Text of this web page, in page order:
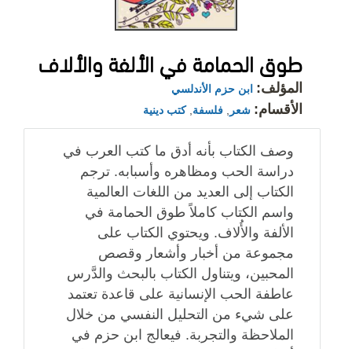
طوق الحمامة في الألفة والألاف
المؤلف: ابن حزم الأندلسي
الأقسام: شعر فلسفة ,كتب دينية
وصف الكتاب بأنه أدق ما كتب العرب في
دراسة الحب ومظاهره وأسبابه. ترجم
الكتاب إلى العديد من اللغات العالمية
واسم الكتاب كاملاً طوق الحمامة في
الألفة والأُلاف. ويحتوي الكتاب على
مجموعة من أخبار وأشعار وقصص
المحبين، ويتناول الكتاب بالبحث والدَّرس
عاطفة الحب الإنسانية على قاعدة تعتمد
على شيء من التحليل النفسي من خلال
الملاحظة والتجربة. فيعالج ابن حزم في